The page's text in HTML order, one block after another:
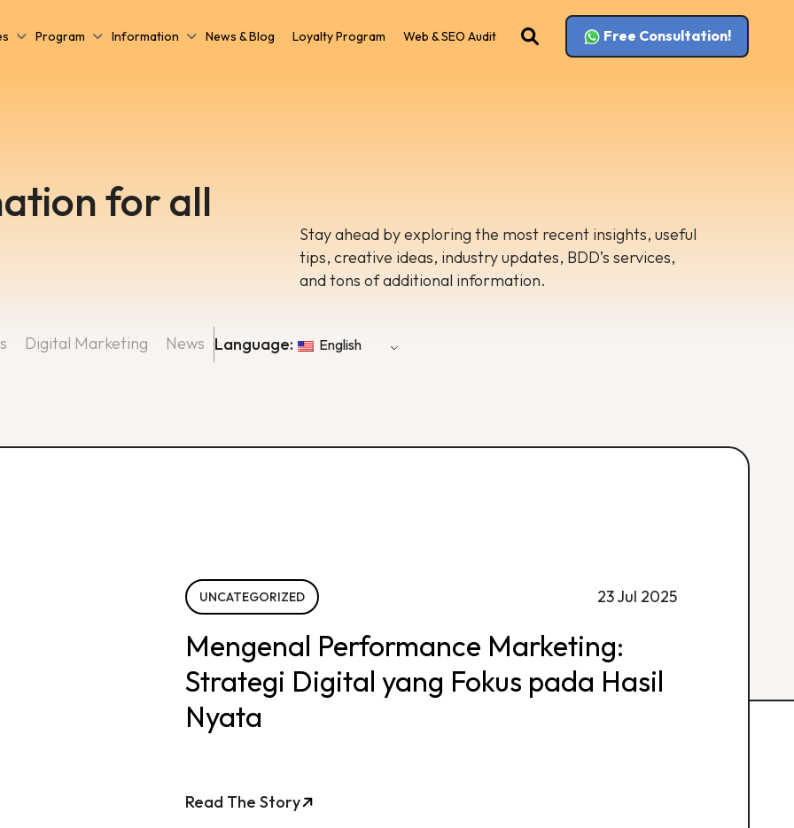
Program Information News & Blog Loyalty Program Web & SEO Audit Free Consultation!
for all
Stay ahead by exploring the most recent insights, useful
tips, creative ideas, industry updates, BDD’s services,
and tons of additional information.
Digital Marketing News Language: English
UNCATEGORIZED 23 Jul 2025
Mengenal Performance Marketing:
Strategi Digital yang Fokus pada Hasil
Nyata
Read The Story